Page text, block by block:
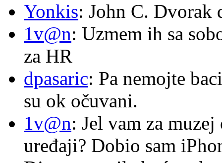
Yonkis: John C. Dvorak
1v@n: Uzmem ih sa
za HR
dpasaric: Pa nemojte
su ok očuvani.
1v@n: Jel vam za
uređaji? Dobio sam